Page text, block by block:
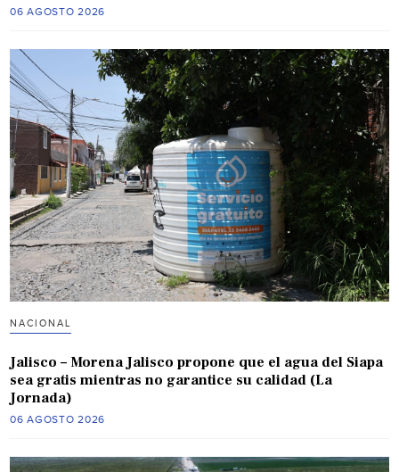
06 AGOSTO 2026
NACIONAL
Jalisco – Morena Jalisco propone que el agua del Siapa
sea gratis mientras no garantice su calidad (La
Jornada)
06 AGOSTO 2026